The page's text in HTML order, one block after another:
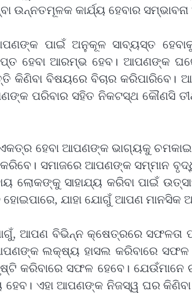
କାର୍ଯ୍ୟ ହେବାର ସମ୍ଭାବନା
ପାଇଁ ଅନୁକୂଳ ସାବ୍ୟସ୍ତ ହେବାକୁ
ହେବା ଆରମ୍ଭ ହେବ। ଆପଣଙ୍କ
କିଣିବା ବିଷୟରେ ବିଚାର
ପରିବାର ସହିତ ନିକଟସ୍ଥ କୌଣସି
ହେବା ଆପଣଙ୍କ ଭାଗ୍ୟକୁ
କରିବେ। ସମାଜରେ ଆପଣଙ୍କ ସମ୍ମାନ
ଲୋକଙ୍କୁ ସାହାଯ୍ୟ କରିବା ପାଇଁ
ହୋଇପାରେ, ଯାହା ଯୋଗୁଁ ଆପଣ
ଆପଣ ବିଭିନ୍ନ କ୍ଷେତ୍ରରେ ସଫଳତା
ଲକ୍ଷ୍ୟ ହାସଲ କରିବାରେ
ସଫଳ ହେବେ। ଯେଉଁମାନେ
ଏହା ଆପଣଙ୍କ ନିଜସ୍ୱ ଘର କିଣିବା